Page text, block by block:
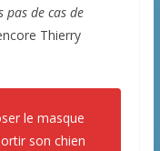
pas de cas de
Thierry
le masque
son chien